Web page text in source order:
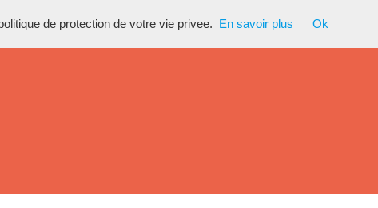
de protection de votre vie privee. En savoir plus Ok